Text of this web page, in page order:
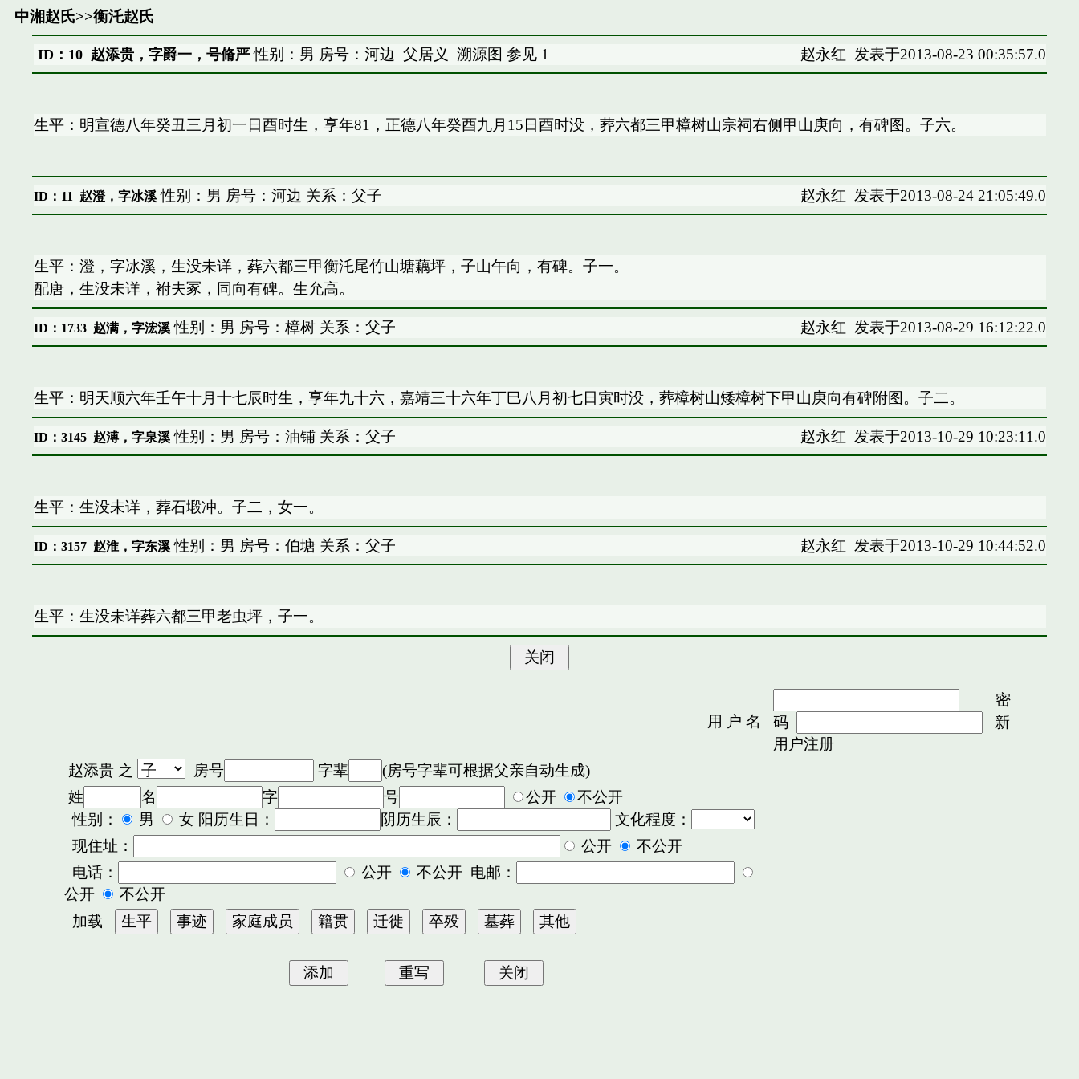
中湘赵氏>>衡汑赵氏
ID：10 赵添贵，字爵一，号脩严性别：男 房号：河边 父居义 溯源图 参见 1 赵永红 发表于2013-08-23 00:35:57.0
生平：明宣德八年癸丑三月初一日酉时生，享年81，正德八年癸酉九月15日酉时没，葬六都三甲樟树山宗祠右侧甲山庚向，有碑图。子六。
ID：11 赵澄，字冰溪性别：男 房号：河边 关系：父子 赵永红 发表于2013-08-24 21:05:49.0
生平：澄，字冰溪，生没未详，葬六都三甲衡汑尾竹山塘藕坪，子山午向，有碑。子一。
配唐，生没未详，袝夫冢，同向有碑。生允高。
ID：1733 赵满，字浤溪性别：男 房号：樟树 关系：父子 赵永红 发表于2013-08-29 16:12:22.0
生平：明天顺六年壬午十月十七辰时生，享年九十六，嘉靖三十六年丁巳八月初七日寅时没，葬樟树山矮樟树下甲山庚向有碑附图。子二。
ID：3145 赵溥，字泉溪性别：男 房号：油铺 关系：父子 赵永红 发表于2013-10-29 10:23:11.0
生平：生没未详，葬石塅冲。子二，女一。
ID：3157 赵淮，字东溪性别：男 房号：伯塘 关系：父子 赵永红 发表于2013-10-29 10:44:52.0
生平：生没未详葬六都三甲老虫坪，子一。
用 户 名
密
码
新
用户注册
赵添贵之 房号 字辈
(房号字辈可根据父亲自动生成)
姓
名 字 号 公开
不公开
性别：
男 女 阳历生日： 阴历生辰：
文化程度：
现住址：
公开
不公开
电话：
公开
不公开 电邮：
公开
不公开
加载